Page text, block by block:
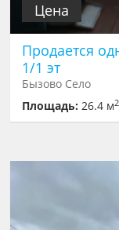
Цена
Продается
1/1 эт
Бызово Село
Площадь:26.4 м2